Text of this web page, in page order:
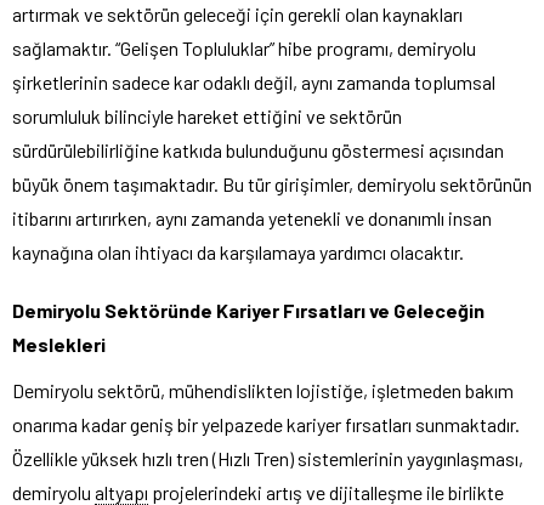
artırmak ve sektörün geleceği için gerekli olan kaynakları
sağlamaktır. “Gelişen Topluluklar” hibe programı, demiryolu
şirketlerinin sadece kar odaklı değil, aynı zamanda toplumsal
sorumluluk bilinciyle hareket ettiğini ve sektörün
sürdürülebilirliğine katkıda bulunduğunu göstermesi açısından
büyük önem taşımaktadır. Bu tür girişimler, demiryolu sektörünün
itibarını artırırken, aynı zamanda yetenekli ve donanımlı insan
kaynağına olan ihtiyacı da karşılamaya yardımcı olacaktır.
Demiryolu Sektöründe Kariyer Fırsatları ve Geleceğin
Meslekleri
Demiryolu sektörü, mühendislikten lojistiğe, işletmeden bakım
onarıma kadar geniş bir yelpazede kariyer fırsatları sunmaktadır.
Özellikle yüksek hızlı tren (Hızlı Tren) sistemlerinin yaygınlaşması,
demiryolu altyapı projelerindeki artış ve dijitalleşme ile birlikte